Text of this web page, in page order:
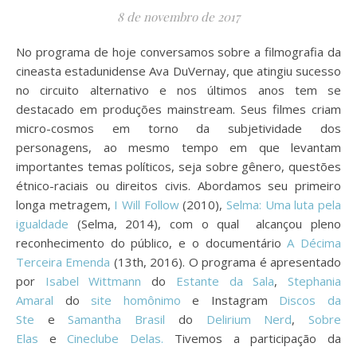
8 de novembro de 2017
No programa de hoje conversamos sobre a filmografia da
cineasta estadunidense Ava DuVernay, que atingiu sucesso
no circuito alternativo e nos últimos anos tem se
destacado em produções mainstream. Seus filmes criam
micro-cosmos em torno da subjetividade dos
personagens, ao mesmo tempo em que levantam
importantes temas políticos, seja sobre gênero, questões
étnico-raciais ou direitos civis. Abordamos seu primeiro
longa metragem, I Will Follow(2010),Selma: Uma luta pela
igualdade (Selma, 2014), com o qual alcançou pleno
reconhecimento do público, e o documentárioA Décima
Terceira Emenda (13th, 2016). O programa é apresentado
por Isabel Wittmann do Estante da Sala,Stephania
Amaral do site homônimo e Instagram Discos da
Ste eSamantha Brasil do Delirium Nerd,Sobre
Elas eCineclube Delas. Tivemos a participação da